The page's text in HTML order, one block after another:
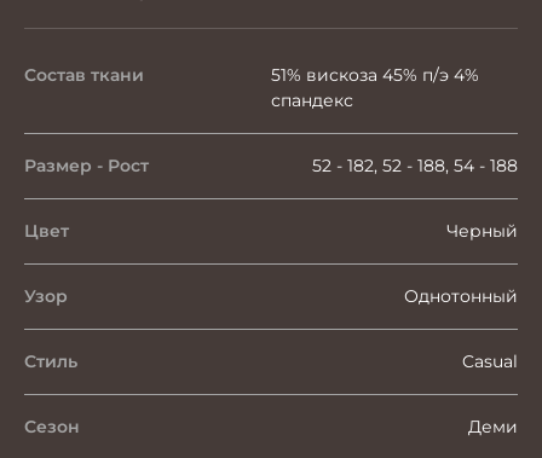
Состав ткани
51% вискоза 45% п/э 4%
спандекс
Размер - Рост 52 - 182, 52 - 188, 54 - 188
Цвет Черный
Узор Однотонный
Стиль Casual
Сезон Деми